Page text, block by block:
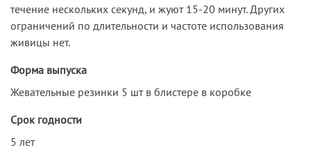
течение нескольких секунд, и жуют 15-20 минут. Других
ограничений по длительности и частоте использования
живицы нет.
Форма выпуска
Жевательные резинки 5 шт в блистере в коробке
Срок годности
5 лет